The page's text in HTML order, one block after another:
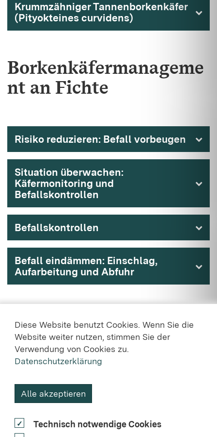
Krummzähniger Tannenborkenkäfer
(Pityokteines curvidens)
Borkenkäfermanageme
nt an Fichte
Risiko reduzieren: Befall vorbeugen
Situation überwachen:
Käfermonitoring und
Befallskontrollen
Befallskontrollen
Befall eindämmen: Einschlag,
Aufarbeitung und Abfuhr
DATENSCHUTZ
NUTZUNGSVEREINBARUNG
Diese Website benutzt Cookies. Wenn Sie die
Website weiter nutzen, stimmen Sie der
Verwendung von Cookies zu.
Datenschutzerklärung
Alle akzeptieren
Technisch notwendige Cookies